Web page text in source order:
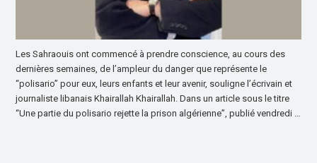
Les Sahraouis ont commencé à prendre conscience, au cours des
dernières semaines, de l’ampleur du danger que représente le
“polisario” pour eux, leurs enfants et leur avenir, souligne l’écrivain et
journaliste libanais Khairallah Khairallah. Dans un article sous le titre
“Une partie du polisario rejette la prison algérienne”, publié vendredi …